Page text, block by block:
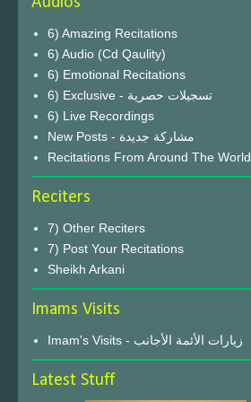
6) Amazing Recitations
6) Audio (Cd Qaulity)
6) Emotional Recitations
6) Exclusive - تسجيلات حصرية
6) Live Recordings
New Posts - مشاركة جديدة
Recitations From Around The World
Reciters
7) Other Reciters
7) Post Your Recitations
Sheikh Arkani
Imams Visits
Imam's Visits - زيارات الأئمة الأجانب
Latest Stuff